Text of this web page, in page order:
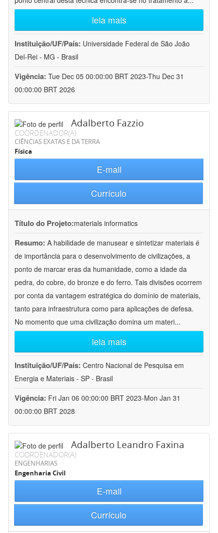
leia mais
Instituição/UF/País: Universidade Federal de São João
Del-Rei - MG - Brasil
Vigência: Tue Dec 05 00:00:00 BRT 2023-Thu Dec 31
00:00:00 BRT 2026
Adalberto Fazzio
COORDENADOR(A)
CIÊNCIAS EXATAS E DA TERRA
Física
E-mail
Currículo
Título do Projeto:materials informatics
Resumo: A habilidade de manusear e sintetizar materiais é
de importância para o desenvolvimento de civilizações, a
ponto de marcar eras da humanidade, como a idade da
pedra, do cobre, do bronze e do ferro. Tais divisões ocorrem
por conta da vantagem estratégica do domínio de materiais,
tanto para infraestrutura como para aplicações de defesa.
No momento que uma civilização domina um materi...
leia mais
Instituição/UF/País: Centro Nacional de Pesquisa em
Energia e Materiais - SP - Brasil
Vigência: Fri Jan 06 00:00:00 BRT 2023-Mon Jan 31
00:00:00 BRT 2028
Adalberto Leandro Faxina
COORDENADOR(A)
ENGENHARIAS
Engenharia Civil
E-mail
Currículo